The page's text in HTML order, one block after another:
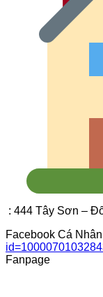
: 444 Tây Sơn –
Facebook Cá
Fanpage